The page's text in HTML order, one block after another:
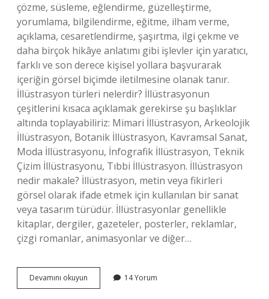
çözme, süsleme, eğlendirme, güzelleştirme,
yorumlama, bilgilendirme, eğitme, ilham verme,
açıklama, cesaretlendirme, şaşırtma, ilgi çekme ve
daha birçok hikâye anlatımı gibi işlevler için yaratıcı,
farklı ve son derece kişisel yollara başvurarak
içeriğin görsel biçimde iletilmesine olanak tanır.
İllüstrasyon türleri nelerdir? İllüstrasyonun
çeşitlerini kısaca açıklamak gerekirse şu başlıklar
altında toplayabiliriz: Mimari İllüstrasyon, Arkeolojik
İllüstrasyon, Botanik İllüstrasyon, Kavramsal Sanat,
Moda İllüstrasyonu, İnfografik İllüstrasyon, Teknik
Çizim İllüstrasyonu, Tıbbi İllüstrasyon. İllüstrasyon
nedir makale? İllüstrasyon, metin veya fikirleri
görsel olarak ifade etmek için kullanılan bir sanat
veya tasarım türüdür. İllüstrasyonlar genellikle
kitaplar, dergiler, gazeteler, posterler, reklamlar,
çizgi romanlar, animasyonlar ve diğer…
Devamını okuyun İLlüstrasyon
Nedir
14 Yorum